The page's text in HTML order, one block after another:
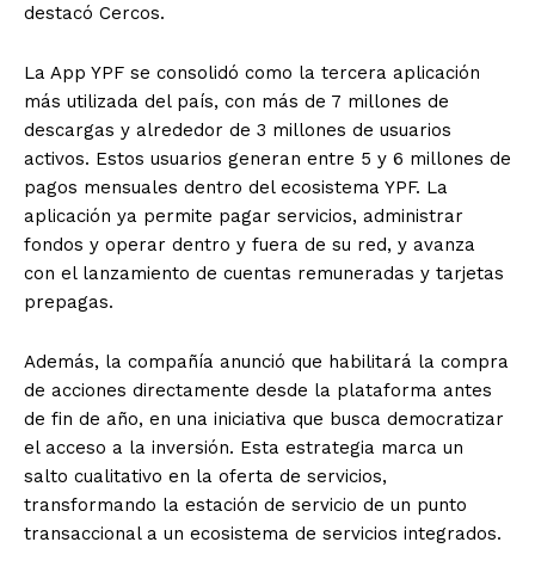
destacó Cercos.
La App YPF se consolidó como la tercera aplicación
más utilizada del país, con más de 7 millones de
descargas y alrededor de 3 millones de usuarios
activos. Estos usuarios generan entre 5 y 6 millones de
pagos mensuales dentro del ecosistema YPF. La
aplicación ya permite pagar servicios, administrar
fondos y operar dentro y fuera de su red, y avanza
con el lanzamiento de cuentas remuneradas y tarjetas
prepagas.
Además, la compañía anunció que habilitará la compra
de acciones directamente desde la plataforma antes
de fin de año, en una iniciativa que busca democratizar
el acceso a la inversión. Esta estrategia marca un
salto cualitativo en la oferta de servicios,
transformando la estación de servicio de un punto
transaccional a un ecosistema de servicios integrados.